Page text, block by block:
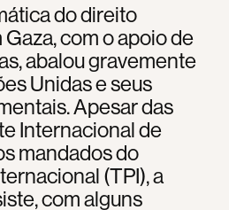
do direito
com o apoio de
abalou gravemente
Unidas e seus
Apesar das
Internacional de
mandados do
(TPI), a
com alguns